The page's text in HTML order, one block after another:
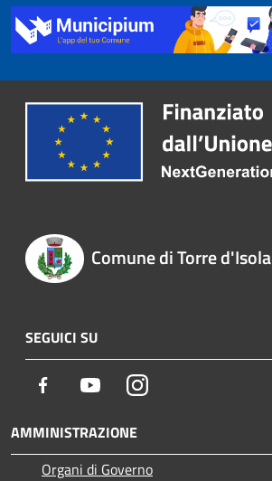
Comune di Torre d'Isola
SEGUICI SU
Facebook YoutubeInstagram
AMMINISTRAZIONE
Organi di Governo